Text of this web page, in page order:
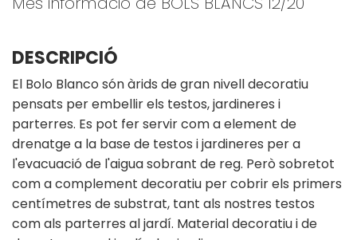
DESCRIPCIÓ
El Bolo Blanco són àrids de gran nivell decoratiu
pensats per embellir els testos, jardineres i
parterres. Es pot fer servir com a element de
drenatge a la base de testos i jardineres per a
l'evacuació de l'aigua sobrant de reg. Però sobretot
com a complement decoratiu per cobrir els primers
centímetres de substrat, tant als nostres testos
com als parterres al jardí. Material decoratiu i de